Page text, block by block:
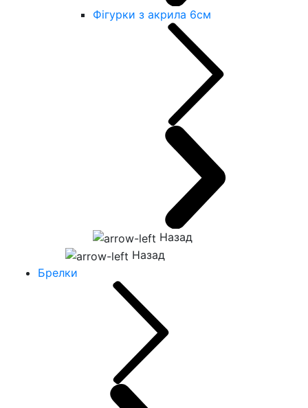
Фігурки з акрила 6см
Назад
Назад
Брелки